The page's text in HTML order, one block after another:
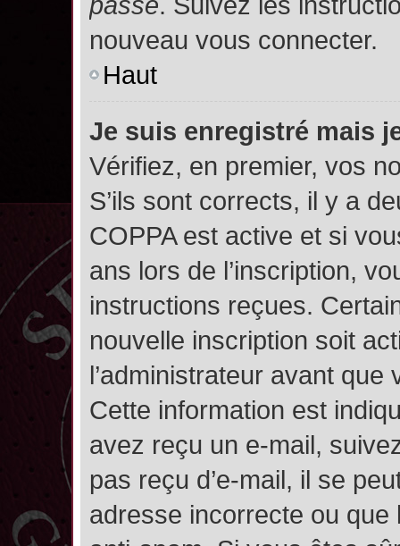
nouveau vous connecter.
Haut
Je suis enregistré mais
Vérifiez, en premier, vos
S’ils sont corrects, il y a
COPPA est active et si
ans lors de l’inscription,
instructions reçues.
nouvelle inscription soit
l’administrateur avant
Cette information est
avez reçu un e-mail,
pas reçu d’e-mail, il se
adresse incorrecte ou que